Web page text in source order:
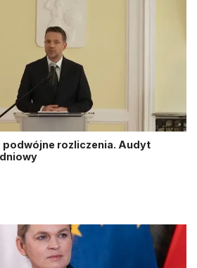
rozliczenia. Audyt